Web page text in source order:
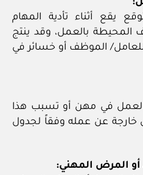
يقع أثناء تأدية المهام
المحيطة بالعمل، وقد ينتج
الموظف أو خسائر في
في مهن أو تسبب هذا
خارجة عن عمله وفقاً لجدول
أو المرض المهني: